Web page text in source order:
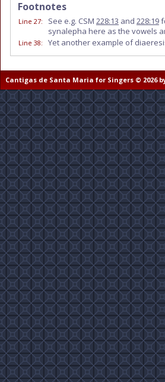
Footnotes
Line 27: See e.g. CSM 228:13 and 228:19
synalepha here as the vowels
Line 38: Yet another example of
Cantigas de Santa Maria for Singers © 2026